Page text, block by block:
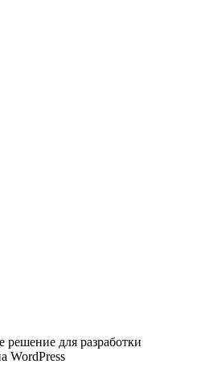
решение для разработки
WordPress